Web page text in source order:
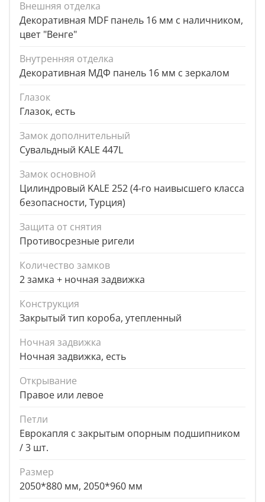
Внешняя отделка
Декоративная MDF панель 16 мм с наличником,
цвет "Венге"
Внутренняя отделка
Декоративная МДФ панель 16 мм с зеркалом
Глазок
Глазок, есть
Замок дополнительный
Сувальдный KALE 447L
Замок основной
Цилиндровый KALE 252 (4-го наивысшего класса
безопасности, Турция)
Защита от снятия
Противосрезные ригели
Количество замков
2 замка + ночная задвижка
Конструкция
Закрытый тип короба, утепленный
Ночная задвижка
Ночная задвижка, есть
Открывание
Правое или левое
Петли
Еврокапля с закрытым опорным подшипником
/ 3 шт.
Размер
2050*880 мм, 2050*960 мм